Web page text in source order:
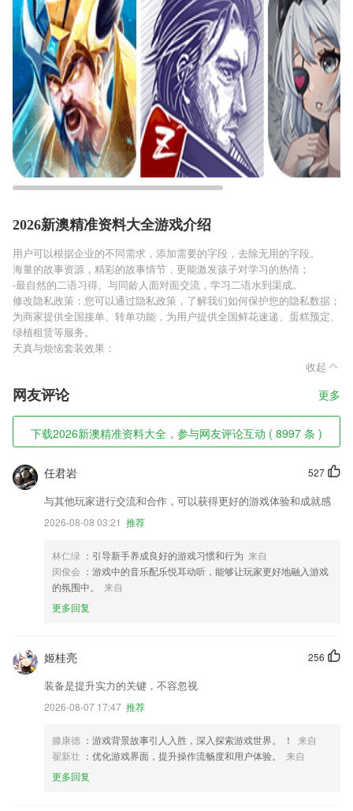
2026新澳精准资料大全游戏介绍
用户可以根据企业的不同需求，添加需要的字段，去除无用的字段。
海量的故事资源，精彩的故事情节，更能激发孩子对学习的热情；
-最自然的二语习得。与同龄人面对面交流，学习二语水到渠成。
修改隐私政策：您可以通过隐私政策，了解我们如何保护您的隐私数据；
为商家提供全国接单、转单功能，为用户提供全国鲜花速递、蛋糕预定、
绿植租赁等服务。
天真与烦恼套装效果：
收起
网友评论 更多
下载2026新澳精准资料大全，参与网友评论互动 ( 8997 条 )
527
任君岩
与其他玩家进行交流和合作，可以获得更好的游戏体验和成就感
2026-08-08 03:21 推荐
林仁绿 ：引导新手养成良好的游戏习惯和行为 来自
闵俊会 ：游戏中的音乐配乐悦耳动听，能够让玩家更好地融入游戏
的氛围中。
来自
更多回复
256
姬桂亮
装备是提升实力的关键，不容忽视
2026-08-07 17:47 推荐
滕康德 ：游戏背景故事引人入胜，深入探索游戏世界。 ！
来自
翟新壮 ：优化游戏界面，提升操作流畅度和用户体验。
来自
更多回复